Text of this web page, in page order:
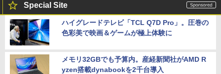
Special Site
ハイグレードテレビ「TCL Q7D Pro」。圧巻の
色彩美で映画＆ゲームが極上体験に
メモリ32GBでも予算内。産経新聞社がAMD R
yzen搭載dynabookを2千台導入